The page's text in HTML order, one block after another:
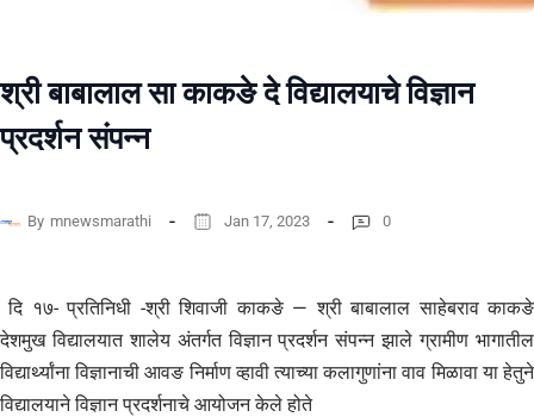
श्री बाबालाल सा काकङे दे विद्यालयाचे विज्ञान
प्रदर्शन संपन्न
By mnewsmarathi Jan 17, 2023 0
दि १७- प्रतिनिधी -श्री शिवाजी काकङे — श्री बाबालाल साहेबराव काकङे
देशमुख विद्यालयात शालेय अंतर्गत विज्ञान प्रदर्शन संपन्न झाले ग्रामीण भागातील
विद्यार्थ्यांना विज्ञानाची आवङ निर्माण व्हावी त्याच्या कलागुणांना वाव मिळावा या हेतुने
विद्यालयाने विज्ञान प्रदर्शनाचे आयोजन केले होते